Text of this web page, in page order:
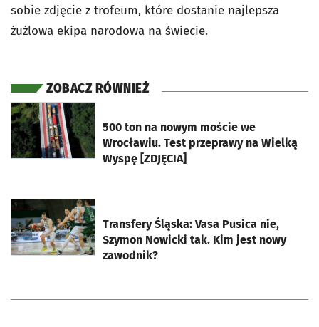
sobie zdjęcie z trofeum, które dostanie najlepsza
żużlowa ekipa narodowa na świecie.
ZOBACZ RÓWNIEŻ
500 ton na nowym moście we
Wrocławiu. Test przeprawy na Wielką
Wyspę [ZDJĘCIA]
otworzy się w nowej karcie
Transfery Śląska: Vasa Pusica nie,
Szymon Nowicki tak. Kim jest nowy
zawodnik?
otworzy się w nowej karcie